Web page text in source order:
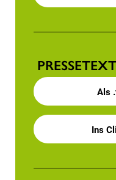
PRESSETEXT
Als
Ins